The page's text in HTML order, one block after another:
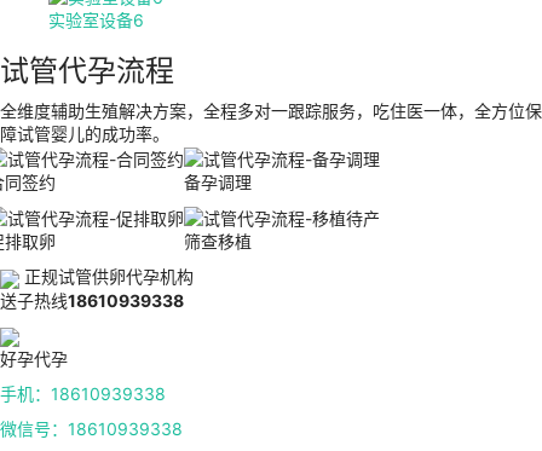
实验室设备6
试管代孕流程
全维度辅助生殖解决方案，全程多对一跟踪服务，吃住医一体，全方位保
障试管婴儿的成功率。
同签约 备孕调理
排取卵
筛查移植
正规试管供卵代孕机构
送子热线18610939338
好孕代孕
手机：18610939338
微信号：18610939338